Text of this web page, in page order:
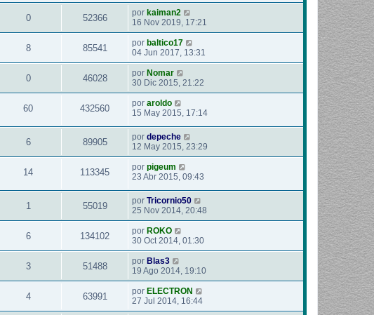
0 52366 por kaiman2
16 Nov 2019, 17:21
8 85541 por baltico17
04 Jun 2017, 13:31
0 46028 por Nomar
30 Dic 2015, 21:22
60 432560 por aroldo
15 May 2015, 17:14
6 89905 por depeche
12 May 2015, 23:29
14 113345 por pigeum
23 Abr 2015, 09:43
1 55019 por Tricornio50
25 Nov 2014, 20:48
6 134102 por ROKO
30 Oct 2014, 01:30
3 51488 por Blas3
19 Ago 2014, 19:10
4 63991 por ELECTRON
27 Jul 2014, 16:44